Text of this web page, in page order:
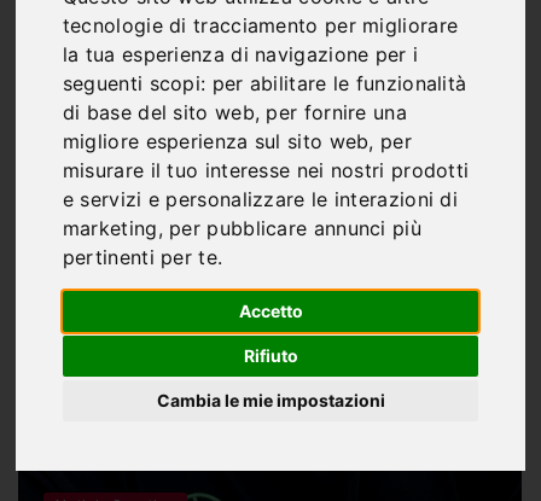
tecnologie di tracciamento per migliorare
la tua esperienza di navigazione per i
seguenti scopi: per abilitare le funzionalità
di base del sito web, per fornire una
migliore esperienza sul sito web, per
misurare il tuo interesse nei nostri prodotti
e servizi e personalizzare le interazioni di
marketing, per pubblicare annunci più
pertinenti per te.
Accetto
Rifiuto
Cambia le mie impostazioni